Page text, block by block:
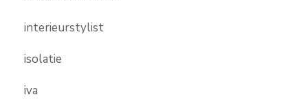
interieurstylist
isolatie
iva